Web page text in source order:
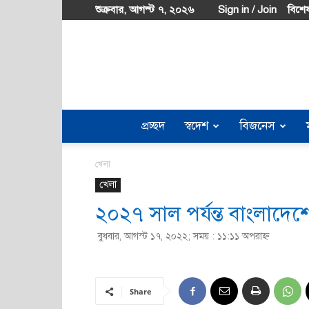
শুক্রবার, আগস্ট ৭, ২০২৬ Sign in / Join
প্রচ্ছদ স্বদেশ বিজনেস
খেলা
খেলা
২০২৭ সাল পর্যন্ত
বুধবার, আগস্ট ১৭, ২০২২; সময় : ১১:১১ অপরাহ্ণ
Share